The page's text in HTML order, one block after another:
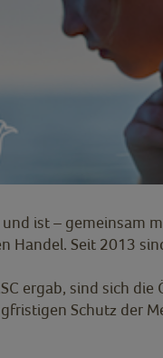
ist – gemeinsam
Handel. Seit 2013
ergab, sind sich
Schutz der